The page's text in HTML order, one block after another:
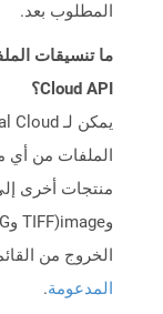
المطلوب بعد.
Cloud API؟
الملفات من أي
الخروج من
المدعومة.